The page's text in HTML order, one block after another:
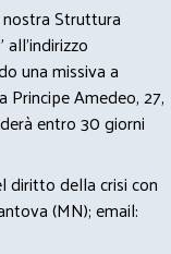
Struttura
una missiva a
Amedeo, 27,
entro 30 giorni
diritto della crisi con
(MN); email: